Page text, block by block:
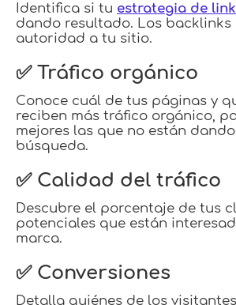
Identifica si tu estrategia de
dando resultado. Los backlinks
autoridad a tu sitio.
✅ Tráfico orgánico
Conoce cuál de tus páginas y
reciben más tráfico orgánico,
mejores las que no están
búsqueda.
✅ Calidad del tráfico
Descubre el porcentaje de tus
potenciales que están
marca.
✅ Conversiones
Detalla quiénes de los